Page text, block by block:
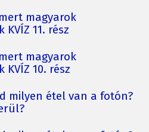
magyarok
11. rész
magyarok
KVÍZ 10. rész
milyen étel van a fotón?